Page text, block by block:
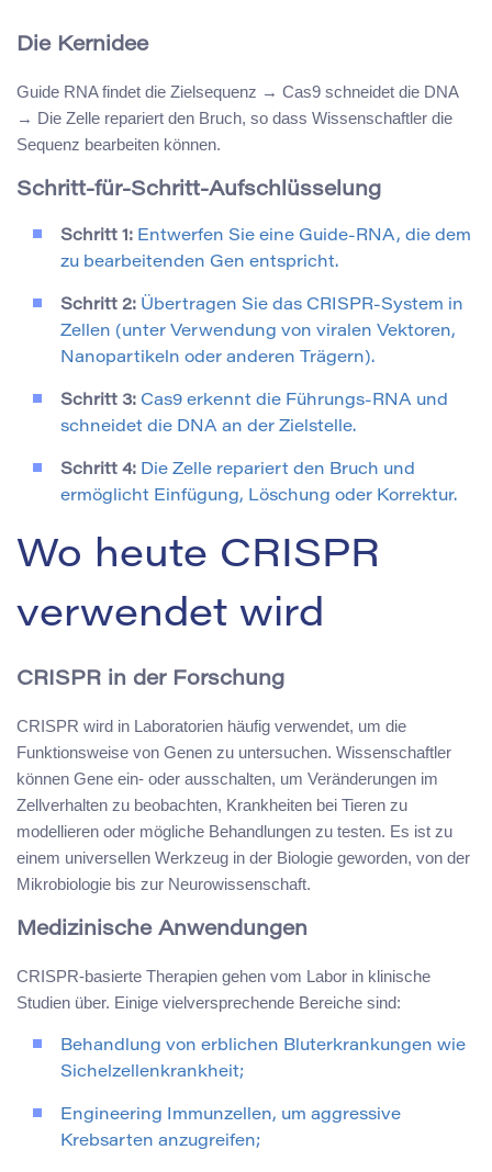
Die Kernidee
Guide RNA findet die Zielsequenz → Cas9 schneidet die DNA
→ Die Zelle repariert den Bruch, so dass Wissenschaftler die
Sequenz bearbeiten können.
Schritt-für-Schritt-Aufschlüsselung
Schritt 1: Entwerfen Sie eine Guide-RNA, die dem
zu bearbeitenden Gen entspricht.
Schritt 2: Übertragen Sie das CRISPR-System in
Zellen (unter Verwendung von viralen Vektoren,
Nanopartikeln oder anderen Trägern).
Schritt 3: Cas9 erkennt die Führungs-RNA und
schneidet die DNA an der Zielstelle.
Schritt 4: Die Zelle repariert den Bruch und
ermöglicht Einfügung, Löschung oder Korrektur.
Wo heute CRISPR
verwendet wird
CRISPR in der Forschung
CRISPR wird in Laboratorien häufig verwendet, um die
Funktionsweise von Genen zu untersuchen. Wissenschaftler
können Gene ein- oder ausschalten, um Veränderungen im
Zellverhalten zu beobachten, Krankheiten bei Tieren zu
modellieren oder mögliche Behandlungen zu testen. Es ist zu
einem universellen Werkzeug in der Biologie geworden, von der
Mikrobiologie bis zur Neurowissenschaft.
Medizinische Anwendungen
CRISPR-basierte Therapien gehen vom Labor in klinische
Studien über. Einige vielversprechende Bereiche sind:
Behandlung von erblichen Bluterkrankungen wie
Sichelzellenkrankheit;
Engineering Immunzellen, um aggressive
Krebsarten anzugreifen;